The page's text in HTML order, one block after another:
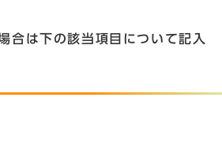
合は下の該当項目について記入